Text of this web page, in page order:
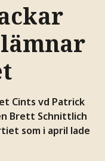
Cints vd Patrick
Brett Schnittlich
som i april lade